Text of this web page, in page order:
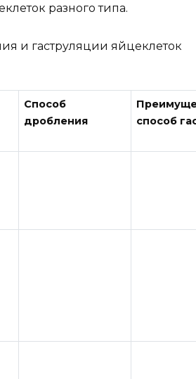
разного типа.
и гаструляции яйцеклеток
Способ
дробления
способ